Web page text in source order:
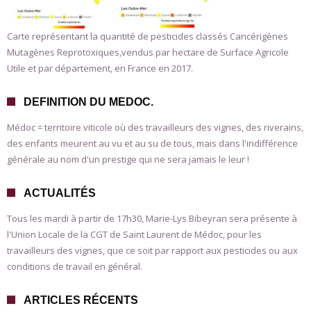
Carte représentant la quantité de pesticides classés Cancérigènes
Mutagènes Reprotoxiques,vendus par hectare de Surface Agricole
Utile et par département, en France en 2017.
DEFINITION DU MEDOC.
Médoc = territoire viticole où des travailleurs des vignes, des riverains,
des enfants meurent au vu et au su de tous, mais dans l'indifférence
générale au nom d'un prestige qui ne sera jamais le leur !
ACTUALITÉS
Tous les mardi à partir de 17h30, Marie-Lys Bibeyran sera présente à
l'Union Locale de la CGT de Saint Laurent de Médoc, pour les
travailleurs des vignes, que ce soit par rapport aux pesticides ou aux
conditions de travail en général.
ARTICLES RÉCENTS